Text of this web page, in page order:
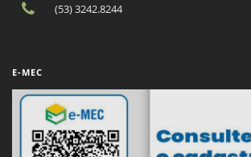
(53) 3242.8244
E-MEC